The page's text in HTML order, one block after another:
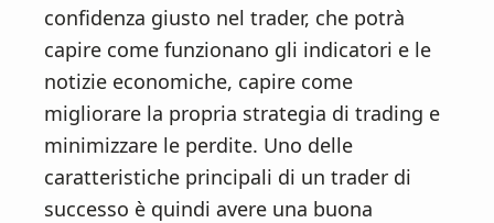
confidenza giusto nel trader, che potrà
capire come funzionano gli indicatori e le
notizie economiche, capire come
migliorare la propria strategia di trading e
minimizzare le perdite. Uno delle
caratteristiche principali di un trader di
successo è quindi avere una buona